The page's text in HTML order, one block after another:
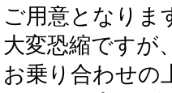
ご用意となりま
大変恐縮ですが
お乗り合わせの